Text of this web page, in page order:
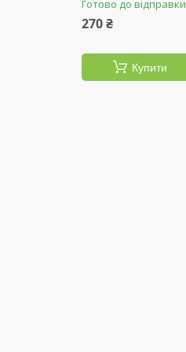
Готово до відправки
270 ₴
Купити